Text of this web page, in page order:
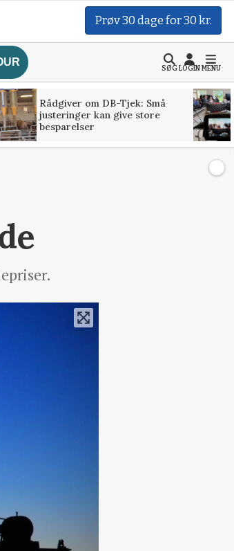
Prøv 30 dage for 30 kr.
SØGLOGINMENU
Rådgiver om DB-Tjek: Små
justeringer kan give store
besparelser